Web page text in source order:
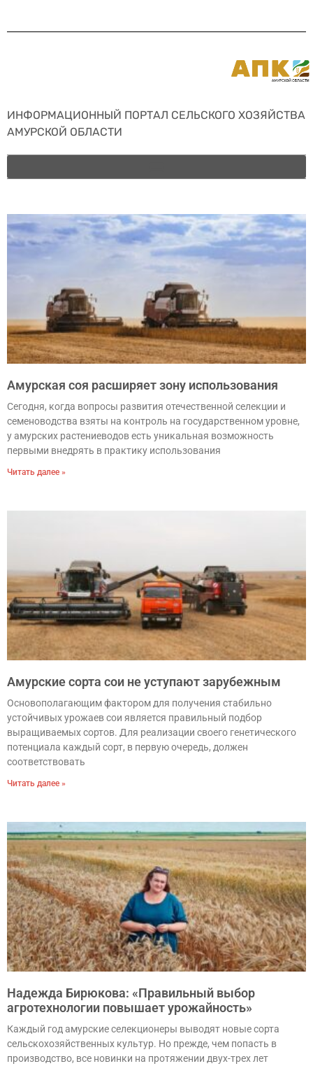
ИНФОРМАЦИОННЫЙ ПОРТАЛ СЕЛЬСКОГО ХОЗЯЙСТВА
АМУРСКОЙ ОБЛАСТИ
Амурская соя расширяет зону использования
Сегодня, когда вопросы развития отечественной селекции и
семеноводства взяты на контроль на государственном уровне,
у амурских растениеводов есть уникальная возможность
первыми внедрять в практику использования
Читать далее »
Амурские сорта сои не уступают зарубежным
Основополагающим фактором для получения стабильно
устойчивых урожаев сои является правильный подбор
выращиваемых сортов. Для реализации своего генетического
потенциала каждый сорт, в первую очередь, должен
соответствовать
Читать далее »
Надежда Бирюкова: «Правильный выбор
агротехнологии повышает урожайность»
Каждый год амурские селекционеры выводят новые сорта
сельскохозяйственных культур. Но прежде, чем попасть в
производство, все новинки на протяжении двух-трех лет